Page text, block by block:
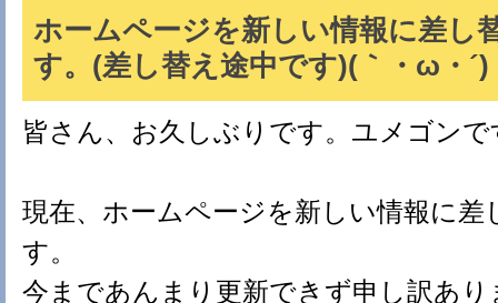
ホームページを新しい情報に差し
す。(差し替え途中です)(｀・ω・´)
皆さん、お久しぶりです。ユメゴンで
現在、ホームページを新しい情報に差
す。
今まであんまり更新できず申し訳あり